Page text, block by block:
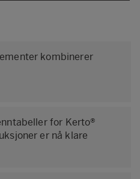
kombinerer
for Kerto®
er nå klare